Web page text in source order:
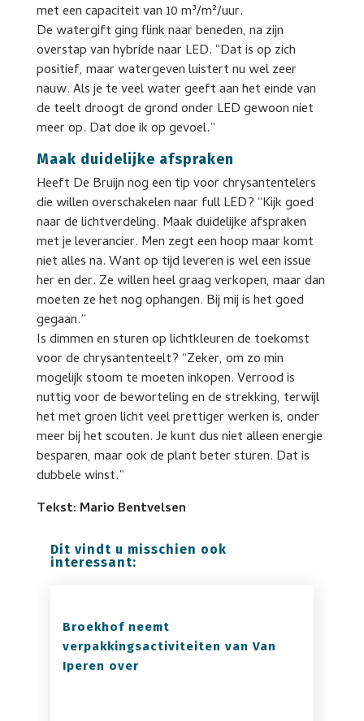
met een capaciteit van 10 m³/m²/uur.
De watergift ging flink naar beneden, na zijn
overstap van hybride naar LED. “Dat is op zich
positief, maar watergeven luistert nu wel zeer
nauw. Als je te veel water geeft aan het einde van
de teelt droogt de grond onder LED gewoon niet
meer op. Dat doe ik op gevoel.”
Maak duidelijke afspraken
Heeft De Bruijn nog een tip voor chrysantentelers
die willen overschakelen naar full LED? “Kijk goed
naar de lichtverdeling. Maak duidelijke afspraken
met je leverancier. Men zegt een hoop maar komt
niet alles na. Want op tijd leveren is wel een issue
her en der. Ze willen heel graag verkopen, maar dan
moeten ze het nog ophangen. Bij mij is het goed
gegaan.”
Is dimmen en sturen op lichtkleuren de toekomst
voor de chrysantenteelt? “Zeker, om zo min
mogelijk stoom te moeten inkopen. Verrood is
nuttig voor de beworteling en de strekking, terwijl
het met groen licht veel prettiger werken is, onder
meer bij het scouten. Je kunt dus niet alleen energie
besparen, maar ook de plant beter sturen. Dat is
dubbele winst.”
Tekst: Mario Bentvelsen
Dit vindt u misschien ook
interessant:
Broekhof neemt
verpakkingsactiviteiten van Van
Iperen over